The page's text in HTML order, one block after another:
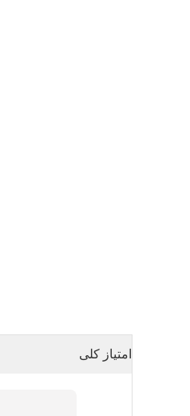
امتیاز کلی